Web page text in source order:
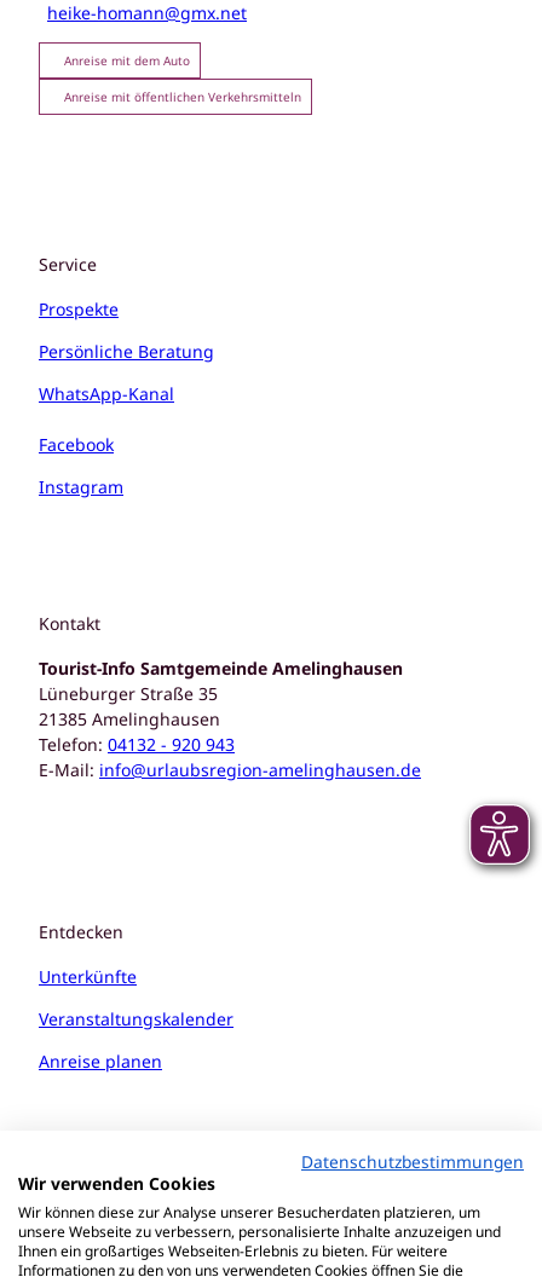
heike-homann@gmx.net
Anreise mit dem Auto
Anreise mit öffentlichen Verkehrsmitteln
Service
Prospekte
Persönliche Beratung
WhatsApp-Kanal
Facebook
Instagram
Kontakt
Tourist-Info Samtgemeinde Amelinghausen
Lüneburger Straße 35
21385 Amelinghausen
Telefon: 04132 - 920 943
E-Mail: info@urlaubsregion-amelinghausen.de
Entdecken
Unterkünfte
Veranstaltungskalender
Anreise planen
Datenschutzbestimmungen
Wir verwenden Cookies
Wir können diese zur Analyse unserer Besucherdaten platzieren, um
unsere Webseite zu verbessern, personalisierte Inhalte anzuzeigen und
Ihnen ein großartiges Webseiten-Erlebnis zu bieten. Für weitere
Informationen zu den von uns verwendeten Cookies öffnen Sie die